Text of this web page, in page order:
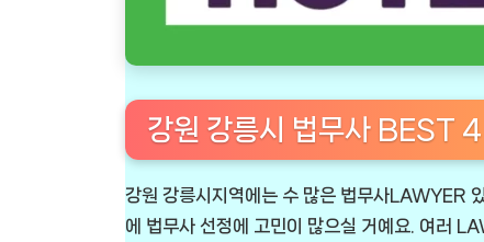
강원 강릉시 법무사 BEST 4
강원 강릉시지역에는 수 많은 법무사LAWYER
에 법무사 선정에 고민이 많으실 거예요. 여러